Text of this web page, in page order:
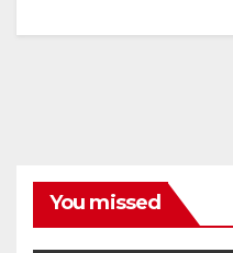
You missed